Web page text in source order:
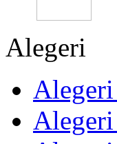
Alegeri
Alegeri